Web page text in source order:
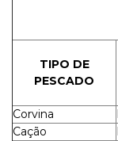
TIPO DE
PESCADO
Corvina
Cação